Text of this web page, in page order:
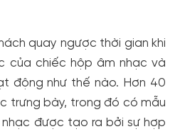
quay ngược thời gian khi
của chiếc hộp âm nhạc và
động như thế nào. Hơn 40
trưng bày, trong đó có mẫu
nhạc được tạo ra bởi sự hợp